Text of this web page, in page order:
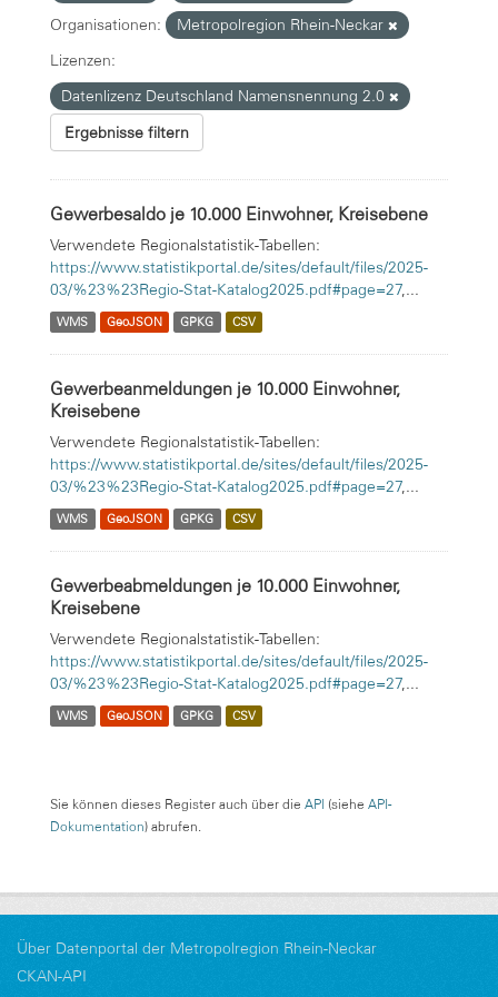
Organisationen:
Metropolregion Rhein-Neckar
Lizenzen:
Datenlizenz Deutschland Namensnennung 2.0
Ergebnisse filtern
Gewerbesaldo je 10.000 Einwohner, Kreisebene
Verwendete Regionalstatistik-Tabellen:
https://www.statistikportal.de/sites/default/files/2025-
03/%23%23Regio-Stat-Katalog2025.pdf#page=27,...
WMS GeoJSON GPKG CSV
Gewerbeanmeldungen je 10.000 Einwohner,
Kreisebene
Verwendete Regionalstatistik-Tabellen:
https://www.statistikportal.de/sites/default/files/2025-
03/%23%23Regio-Stat-Katalog2025.pdf#page=27,...
WMS GeoJSON GPKG CSV
Gewerbeabmeldungen je 10.000 Einwohner,
Kreisebene
Verwendete Regionalstatistik-Tabellen:
https://www.statistikportal.de/sites/default/files/2025-
03/%23%23Regio-Stat-Katalog2025.pdf#page=27,...
WMS GeoJSON GPKG CSV
Sie können dieses Register auch über die API (siehe API-
Dokumentation) abrufen.
Über Datenportal der Metropolregion Rhein-Neckar
CKAN-API